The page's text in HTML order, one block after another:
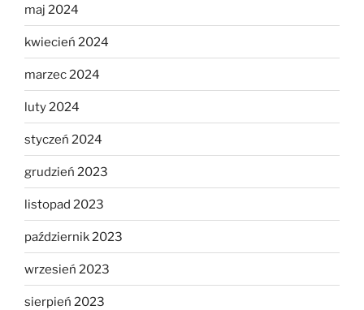
maj 2024
kwiecień 2024
marzec 2024
luty 2024
styczeń 2024
grudzień 2023
listopad 2023
październik 2023
wrzesień 2023
sierpień 2023